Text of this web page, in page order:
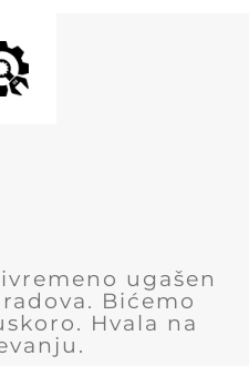
ugašen
Bićemo
Hvala na